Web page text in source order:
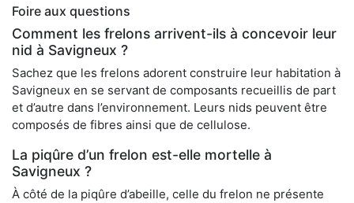
Foire aux questions
Comment les frelons arrivent-ils à concevoir leur
nid à Savigneux ?
Sachez que les frelons adorent construire leur habitation à
Savigneux en se servant de composants recueillis de part
et d’autre dans l’environnement. Leurs nids peuvent être
composés de fibres ainsi que de cellulose.
La piqûre d’un frelon est-elle mortelle à
Savigneux ?
À côté de la piqûre d’abeille, celle du frelon ne présente